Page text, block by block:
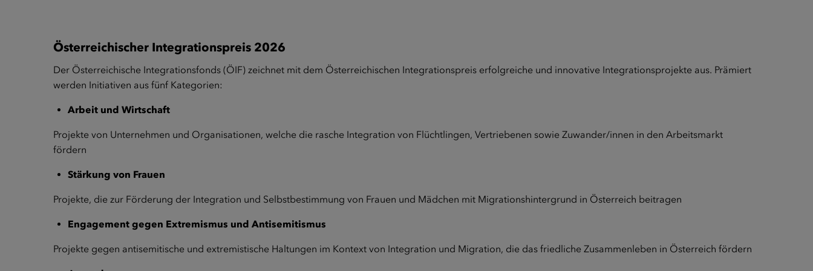
Österreichischer Integrationspreis 2026
Der Österreichische Integrationsfonds (ÖIF) zeichnet mit dem Österreichischen Integrationspreis erfolgreiche und innovative Integrationsprojekte aus. Prämiert
werden Initiativen aus fünf Kategorien:
Arbeit und Wirtschaft
Projekte von Unternehmen und Organisationen, welche die rasche Integration von Flüchtlingen, Vertriebenen sowie Zuwander/innen in den Arbeitsmarkt
fördern
Stärkung von Frauen
Projekte, die zur Förderung der Integration und Selbstbestimmung von Frauen und Mädchen mit Migrationshintergrund in Österreich beitragen
Engagement gegen Extremismus und Antisemitismus
Projekte gegen antisemitische und extremistische Haltungen im Kontext von Integration und Migration, die das friedliche Zusammenleben in Österreich fördern